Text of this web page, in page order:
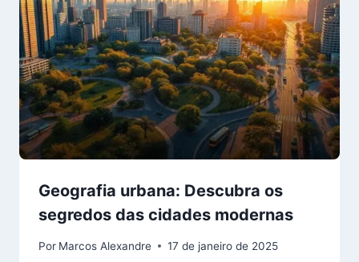
Geografia urbana: Descubra os
segredos das cidades modernas
Por Marcos Alexandre 17 de janeiro de 2025